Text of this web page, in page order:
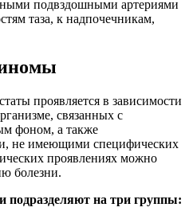
подвздошными артериями
таза, к надпочечникам,
проявляется в зависимости
связанных с
фоном, а также
не имеющими специфических
проявлениях можно
болезни.
подразделяют на три группы: